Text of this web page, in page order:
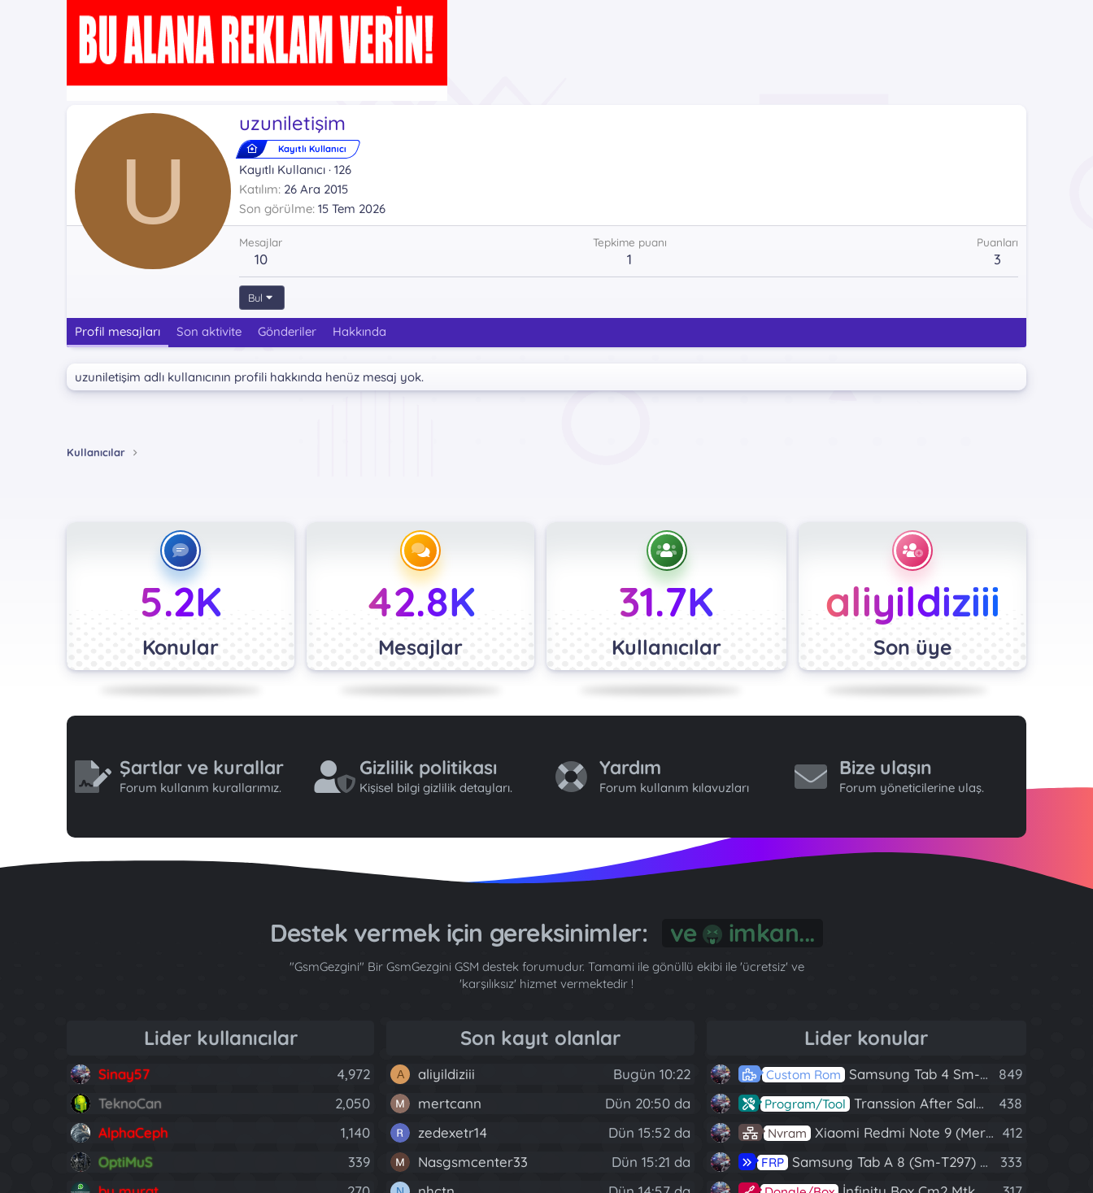
U
uzuniletişim
Kayıtlı Kullanıcı
Kayıtlı Kullanıcı · 126
Katılım 26 Ara 2015
Son görülme 15 Tem 2026
Mesajlar
10
Tepkime puanı
1
Puanları
3
Bul
Profil mesajları Son aktivite Gönderiler Hakkında
uzuniletişim adlı kullanıcının profili hakkında henüz mesaj yok.
Kullanıcılar
5.2K
Konular
42.8K
Mesajlar
31.7K
Kullanıcılar
aliyildiziii
Son üye
Şartlar ve kurallar
Forum kullanım kurallarımız.
Gizlilik politikası
Kişisel bilgi gizlilik detayları.
Yardım
Forum kullanım kılavuzları
Bize ulaşın
Forum yöneticilerine ulaş.
Destek vermek için gereksinimler: Gönül...
"GsmGezgini" Bir GsmGezgini GSM destek forumudur. Tamami ile gönüllü ekibi ile 'ücretsiz' ve
'karşılıksız' hizmet vermektedir !
Lider kullanıcılar
Sinay57
4,972
TeknoCan
2,050
AlphaCeph
1,140
OptiMuS
339
Son kayıt olanlar
A aliyildiziii
Bugün 10:22
mertcann
Dün 20:50 da
zedexetr14
Dün 15:52 da
Nasgsmcenter33
Dün 15:21 da
Lider konular
Custom Rom Samsung Tab 4 Sm-T230 Android 7.1 Stabil Eba Destekli Yazılım 849
Program/Tool Transsion After Sales Tool V1.5.1 Full (Tüm Mtk Işlemcili Cihazları Meta Moda Alma) 438
Nvram Xiaomi Redmi Note 9 (Merlin) Nvram Yedeği Fix Nv By Dft Pro 412
FRP Samsung Tab A 8 (Sm-T297) U4 Frp Reset 333